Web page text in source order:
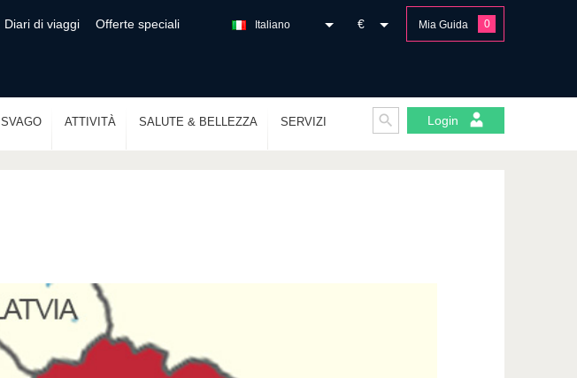
Diari di viaggi Offerte speciali Mia Guida 0
€
Italiano
SVAGO ATTIVITÀ SALUTE & BELLEZZA SERVIZI Login